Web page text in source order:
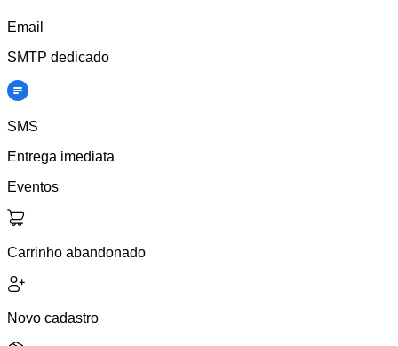
Email
SMTP dedicado
SMS
Entrega imediata
Eventos
Carrinho abandonado
Novo cadastro